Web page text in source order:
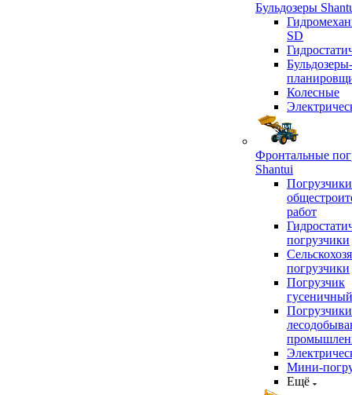
Бульдозеры
SD
Бульдозеры-
Колесные
Фронтальные
Shantui
работ
погрузчики
погрузчики
Погрузчик
гусеничный
Мини-
Ещё